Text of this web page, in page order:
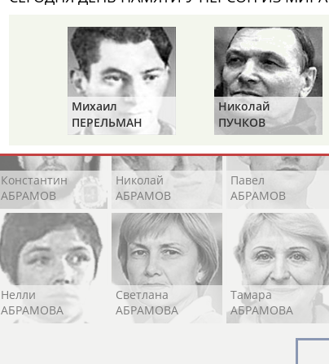
Виктор
АБОИМОВ
Элизабет
АБРААМЯН
Константин
АБРАМОВ
Николай
АБРАМОВ
Павел
АБРАМОВ
Нелли
АБРАМОВА
Светлана
АБРАМОВА
Тамара
АБРАМОВА
Михаил
ПЕРЕЛЬМАН
(ПЕРЛЬМАН)
Николай
ПУЧКОВ